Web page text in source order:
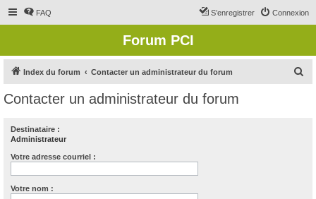
FAQ Connexion
S’enregistrer
Forum PCI
Index du forum Contacter un administrateur du forum
Contacter un administrateur du forum
Destinataire :
Administrateur
Votre adresse courriel :
Votre nom :